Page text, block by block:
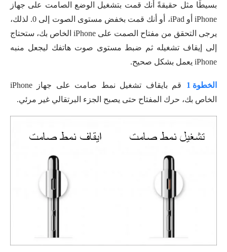
بسيطًا مثل حقيقةً أنك قمت بتشغيل الوضع الصامت على جهاز
iPhone أو iPad، أو أنك قمت بخفض مستوى الصوت إلى 0. لذلك،
يرجى التحقق من مفتاح الصمت على iPhone الخاص بك، ستحتاج
إلى إيقاف تشغيله ثم ضبط مستوى صوت هاتفك ليجعل منبه
iPhone يعمل بشكل صحيح.
الخطوة 1
قم بايقاف تشغيل نمط صامت على جهاز iPhone
الخاص بك، حرك المفتاح حتى يصبح الجزء البرتقالي غير مرئي.